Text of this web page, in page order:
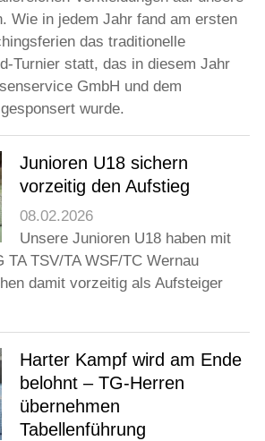
Wie in jedem Jahr fand am ersten
das traditionelle
Turnier statt, das in diesem Jahr
GmbH und dem
wurde.
Junioren U18 sichern
vorzeitig den Aufstieg
08.02.2026
Unsere Junioren U18 haben mit
TA TSV/TA WSF/TC Wernau
damit vorzeitig als Aufsteiger
Harter Kampf wird am Ende
belohnt – TG-Herren
übernehmen
Tabellenführung